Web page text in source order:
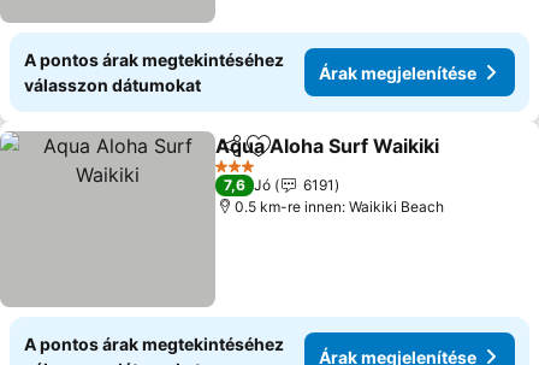
A pontos árak megtekintéséhez
válasszon dátumokat
Árak megjelenítése
Megosztás
Hozzáadás a kedvencekhez
Aqua Aloha Surf Waikiki
3 Kategória
7,6 Jó
6191
0.5 km-re innen: Waikiki Beach
A pontos árak megtekintéséhez
Árak megjelenítése